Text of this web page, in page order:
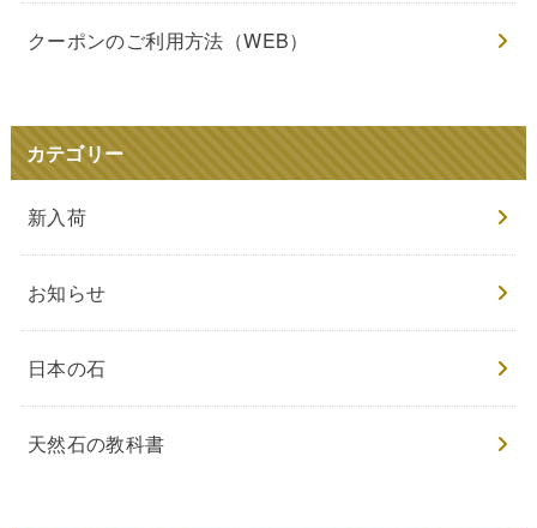
クーポンのご利用方法（WEB）
カテゴリー
新入荷
お知らせ
日本の石
天然石の教科書